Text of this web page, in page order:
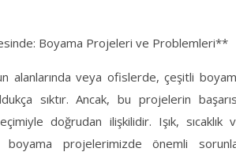
Boyama Projeleri ve Problemleri**
alanlarında veya ofislerde, çeşitli
sıktır. Ancak, bu projelerin
doğrudan ilişkilidir. Işık, sıcaklık
projelerimizde önemli